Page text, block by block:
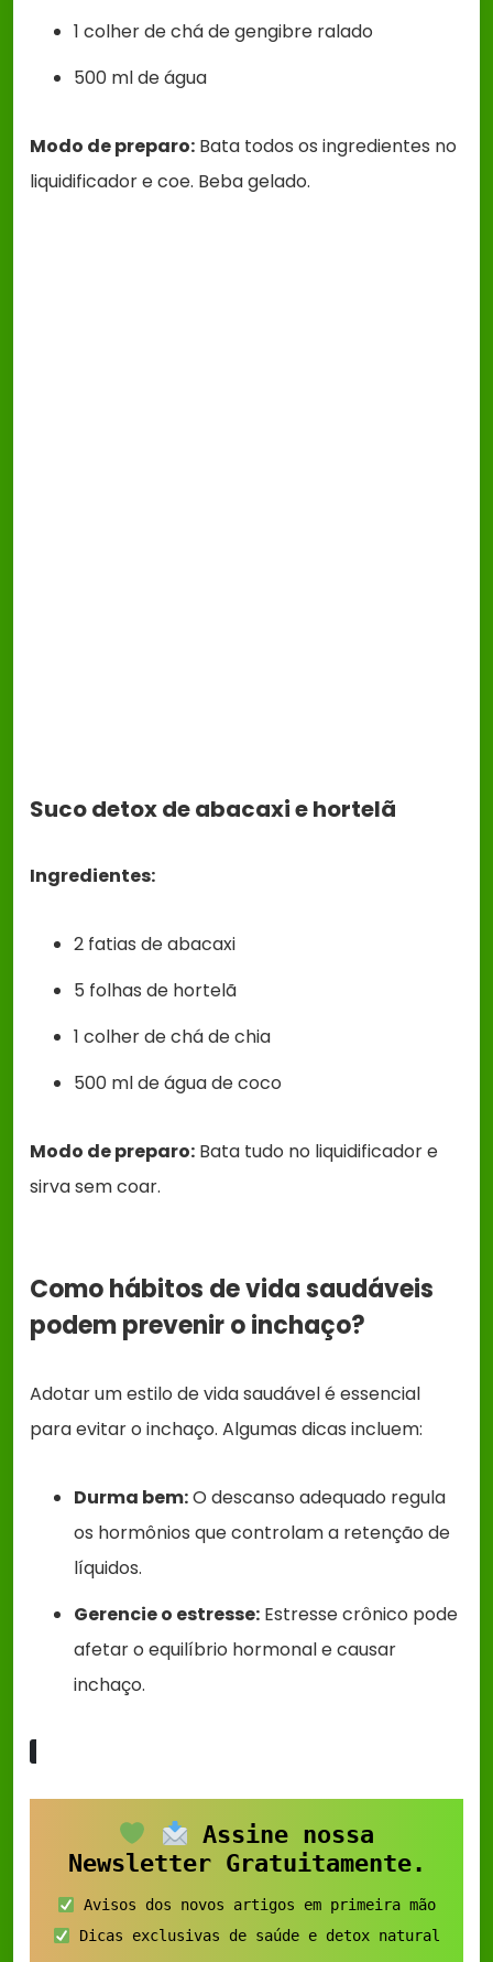
1 colher de chá de gengibre ralado
500 ml de água
Modo de preparo: Bata todos os ingredientes no
liquidificador e coe. Beba gelado.
Suco detox de abacaxi e hortelã
Ingredientes:
2 fatias de abacaxi
5 folhas de hortelã
1 colher de chá de chia
500 ml de água de coco
Modo de preparo: Bata tudo no liquidificador e
sirva sem coar.
Como hábitos de vida saudáveis
podem prevenir o inchaço?
Adotar um estilo de vida saudável é essencial
para evitar o inchaço. Algumas dicas incluem:
Durma bem:O descanso adequado regula
os hormônios que controlam a retenção de
líquidos.
Gerencie o estresse: Estresse crônico pode
afetar o equilíbrio hormonal e causar
inchaço.
Assine nossa
Newsletter Gratuitamente.
Avisos dos novos artigos em primeira mão
Dicas exclusivas de saúde e detox natural